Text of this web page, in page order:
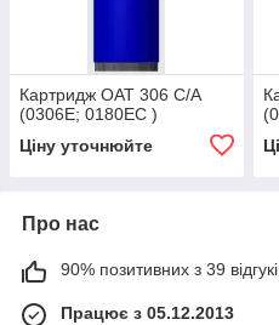
Картридж OAT 306 C/A
(0306E; 0180EC )
Ціну уточнюйте
Про нас
90% позитивних з 39
Працює з 05.12.2013